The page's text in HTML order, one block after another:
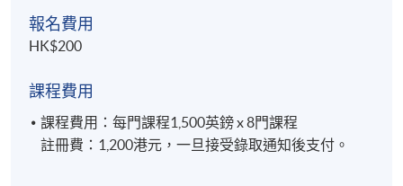
報名費用
HK$200
課程費用
課程費用：每門課程1,500英鎊 x 8門課程
註冊費：1,200港元，一旦接受錄取通知後支付。